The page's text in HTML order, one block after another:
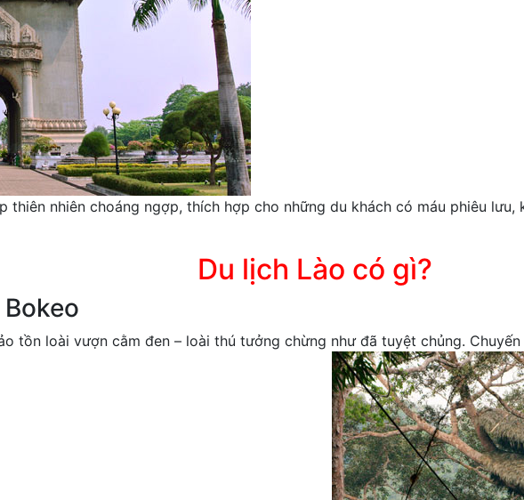
nhiên choáng ngợp, thích hợp cho những du khách có máu phiêu
Du lịch Lào có gì?
tồn loài vượn cằm đen – loài thú tưởng chừng như đã tuyệt chủng.